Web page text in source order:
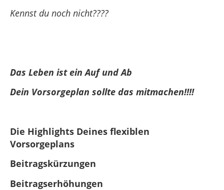
Kennst du noch nicht????
Das Leben ist ein Auf und Ab
Dein Vorsorgeplan sollte das mitmachen!!!!
Die Highlights Deines flexiblen
Vorsorgeplans
Beitragskürzungen
Beitragserhöhungen